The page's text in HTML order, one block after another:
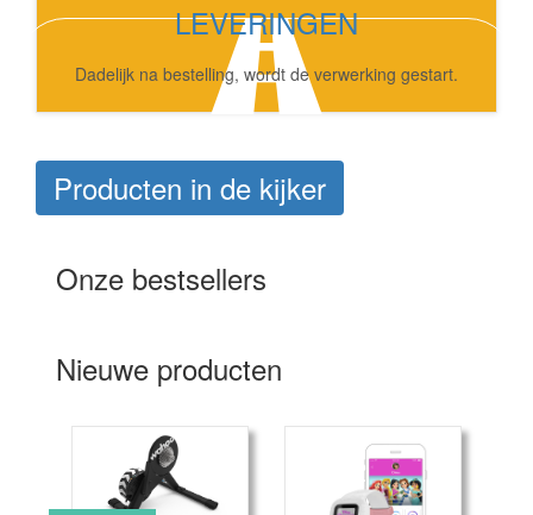
LEVERINGEN
Dadelijk na bestelling, wordt de verwerking gestart.
Producten in de kijker
Onze bestsellers
Nieuwe producten